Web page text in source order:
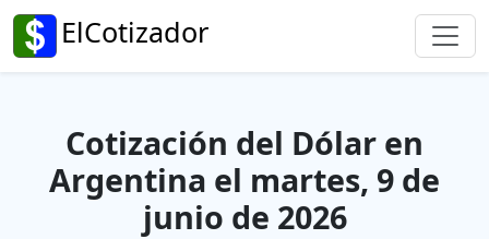
ElCotizador
Cotización del Dólar en
Argentina el martes, 9 de
junio de 2026